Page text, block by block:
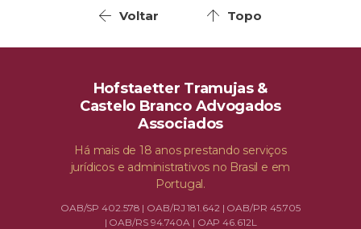
Voltar Topo
Hofstaetter Tramujas &
Castelo Branco Advogados
Associados
Há mais de 18 anos prestando serviços
jurídicos e administrativos no Brasil e em
Portugal.
OAB/SP 402.578 | OAB/RJ 181.642 | OAB/PR 45.705
| OAB/RS 94.740A | OAP 46.612L